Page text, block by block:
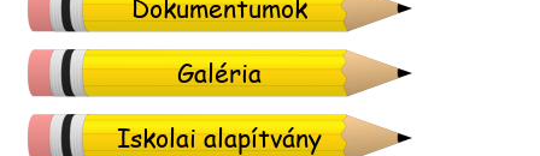
Dokumentumok
Galéria
Iskolai alapítvány